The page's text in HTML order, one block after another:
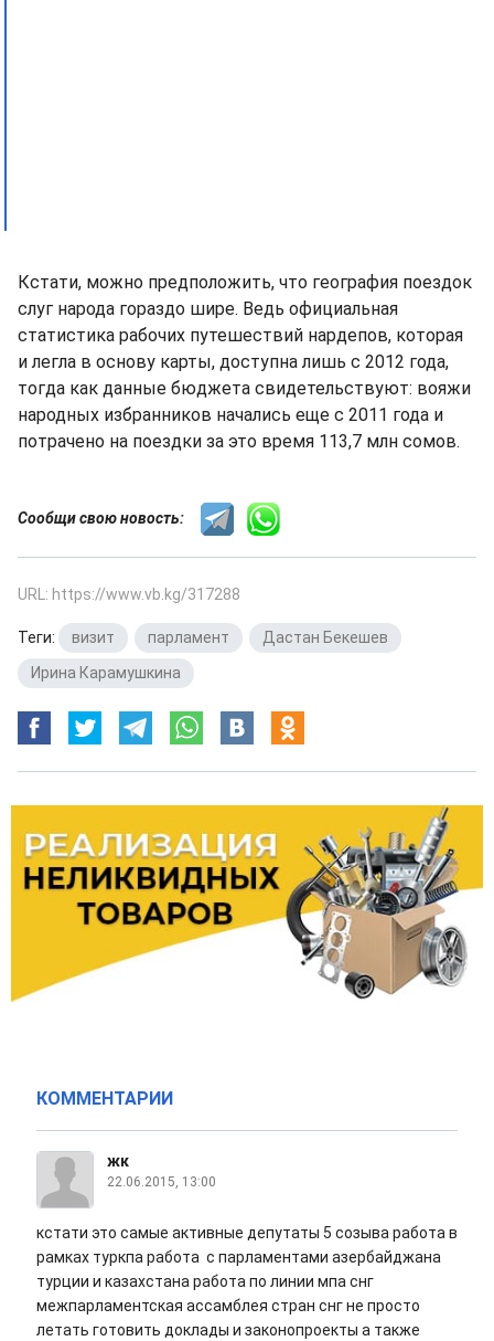
Кстати, можно предположить, что география поездок
слуг народа гораздо шире. Ведь официальная
статистика рабочих путешествий нардепов, которая
и легла в основу карты, доступна лишь с 2012 года,
тогда как данные бюджета свидетельствуют: вояжи
народных избранников начались еще с 2011 года и
потрачено на поездки за это время 113,7 млн сомов.
Сообщи свою новость:
URL: https://www.vb.kg/317288
Теги: визит парламент Дастан Бекешев
Ирина Карамушкина
КОММЕНТАРИИ
жк
22.06.2015, 13:00
кстати это самые активные депутаты 5 созыва работа в
рамках туркпа работа с парламентами азербайджана
турции и казахстана работа по линии мпа снг
межпарламентская ассамблея стран снг не просто
летать готовить доклады и законопроекты а также